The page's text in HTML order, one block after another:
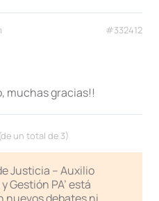
#332412
muchas gracias!!
un total de 3)
Justicia – Auxilio
Gestión PA’ está